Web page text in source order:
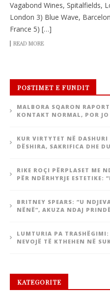
Vagabond Wines, Spitalfields,
London 3) Blue Wave,
France 5) […]
READ MORE
POSTIMET E FUNDIT
MALBORA SQARON
KONTAKT NORMAL, POR JO
KUR VIRTYTET NË
DËSHIRA, SAKRIFICA DHE
RIKE ROÇI PËRPLASET ME
PËR NDËRHYRJE ESTETIKE:
BRITNEY SPEARS: “U
NËNË”, AKUZA NDAJ
LUMTURIA PA
NEVOJË TË KTHEHEN NË
KATEGORITE